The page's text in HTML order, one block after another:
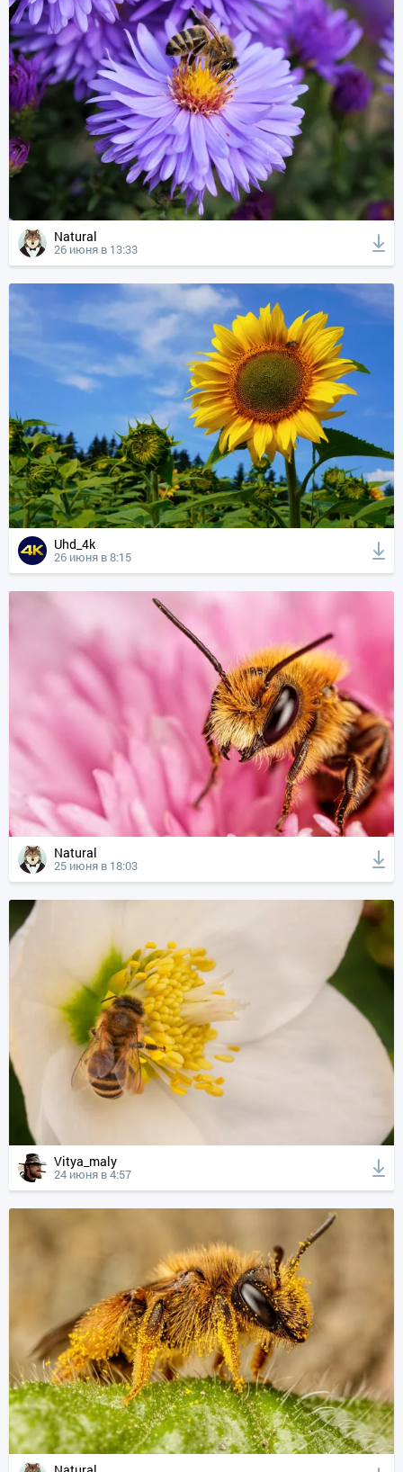
Natural
26 июня в 13:33
Uhd_4k
26 июня в 8:15
Natural
25 июня в 18:03
Vitya_maly
24 июня в 4:57